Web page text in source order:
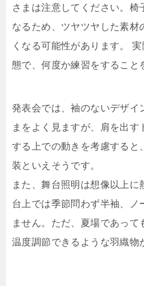
さまは注意してください。椅
なるため、ツヤツヤした素材
くなる可能性があります。
態で、何度か練習をすること
発表会では、袖のないデザイ
まをよく見ますが、肩を出す
する上での動きを考慮すると
装といえそうです。
また、舞台照明は想像以上
台上では季節問わず半袖、ノ
ません。ただ、夏場であって
温度調節できるような羽織物